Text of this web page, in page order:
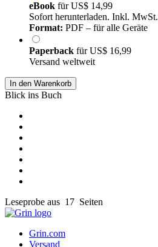
eBook fürUS$ 14,99
Sofort herunterladen. Inkl. MwSt.
Format: PDF – für alle Geräte
Paperback fürUS$ 16,99
Versand weltweit
In den Warenkorb
Blick ins Buch
Leseprobe aus 17 Seiten
Grin.com
Versand